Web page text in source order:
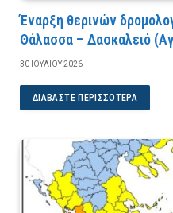
Έναρξη θερινών
Θάλασσα – Δασκαλειό
30 ΙΟΥΛΊΟΥ 2026
ΔΙΑΒΆΣΤΕ ΠΕΡΙΣΣΌΤΕΡΑ